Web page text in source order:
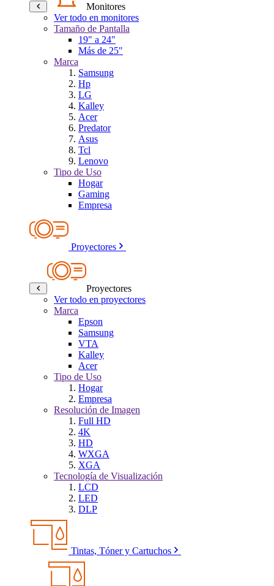
Monitores
Ver todo en monitores
Tamaño de Pantalla
19" a 24"
Más de 25"
Marca
Samsung
Hp
LG
Kalley
Acer
Predator
Asus
Tcl
Lenovo
Tipo de Uso
Hogar
Gaming
Empresa
Proyectores
Proyectores
Ver todo en proyectores
Marca
Epson
Samsung
VTA
Kalley
Acer
Tipo de Uso
Hogar
Empresa
Resolución de Imagen
Full HD
4K
HD
WXGA
XGA
Tecnología de Visualización
LCD
LED
DLP
Tintas, Tóner y Cartuchos